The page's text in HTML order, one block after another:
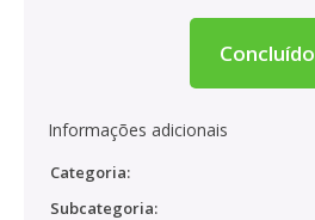
Concluído
Informações adicionais
Categoria:
Subcategoria: